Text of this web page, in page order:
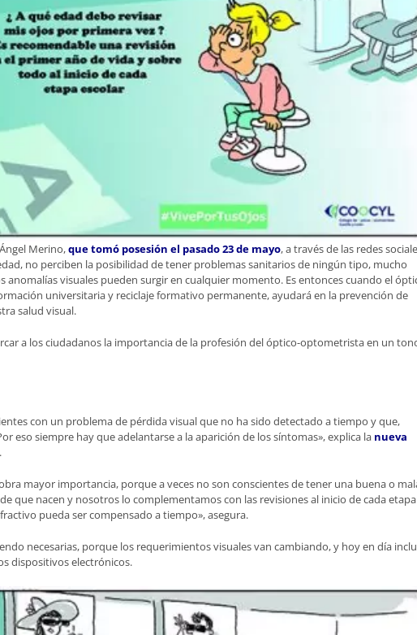
Merino,que tomó posesión el pasado 23 de mayo, a través de las redes
no perciben la posibilidad de tener problemas sanitarios de ningún tipo, mucho
anomalías visuales pueden surgir en cualquier momento. Es entonces cuando el
universitaria y reciclaje formativo permanente, ayudará en la prevención de
salud visual.
a los ciudadanos la importancia de la profesión del óptico-optometrista en un
con un problema de pérdida visual que no ha sido detectado a tiempo y que,
eso siempre hay que adelantarse a la aparición de los síntomas», explica la nueva
.
mayor importancia, porque a veces no son conscientes de tener una buena o
que nacen y nosotros lo complementamos con las revisiones al inicio de cada etapa
pueda ser compensado a tiempo», asegura.
necesarias, porque los requerimientos visuales van cambiando, y hoy en día
dispositivos electrónicos.